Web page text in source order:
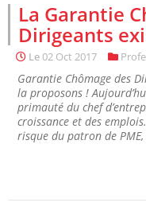
La Garantie
Dirigeants
Le02 Oct 2017
Garantie Chômage des
la proposons !
primauté du chef
croissance et des
risque du patron de